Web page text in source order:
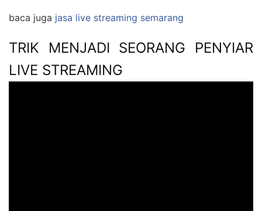
baca juga jasa live streaming semarang
TRIK MENJADI SEORANG PENYIAR
LIVE STREAMING